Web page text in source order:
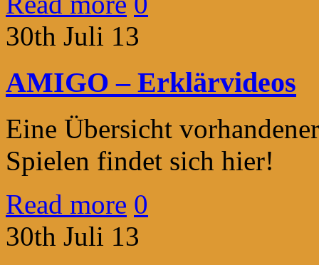
30th Juli 13
AMIGO – Erklärvideos
Eine Übersicht
Spielen findet sich hier!
Read more 0
30th Juli 13